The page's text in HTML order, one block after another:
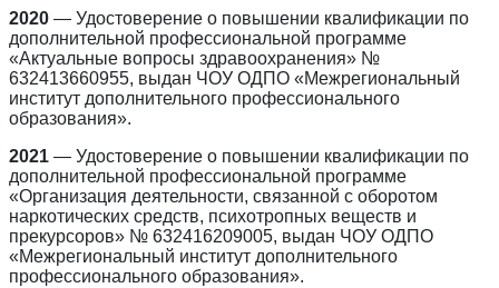
2020 — Удостоверение о повышении квалификации по
дополнительной профессиональной программе
«Актуальные вопросы здравоохранения» №
632413660955, выдан ЧОУ ОДПО «Межрегиональный
институт дополнительного профессионального
образования».
2021 — Удостоверение о повышении квалификации по
дополнительной профессиональной программе
«Организация деятельности, связанной с оборотом
наркотических средств, психотропных веществ и
прекурсоров» № 632416209005, выдан ЧОУ ОДПО
«Межрегиональный институт дополнительного
профессионального образования».